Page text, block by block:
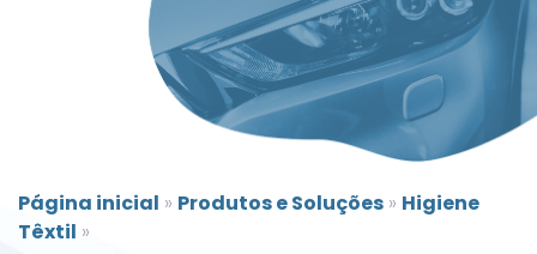
Página inicial » Produtos e Soluções » Higiene
Têxtil »